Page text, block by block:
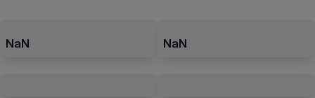
NaN NaN